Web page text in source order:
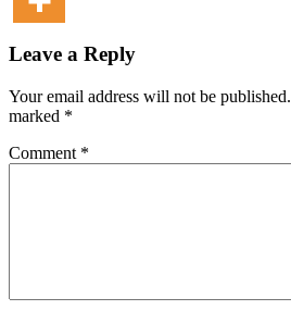
Leave a Reply
Your email address will not be published.
marked *
Comment *